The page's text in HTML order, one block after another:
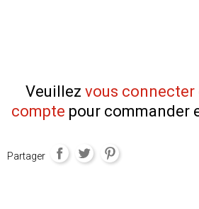
Veuillez vous connecter
compte pour commander
Partager